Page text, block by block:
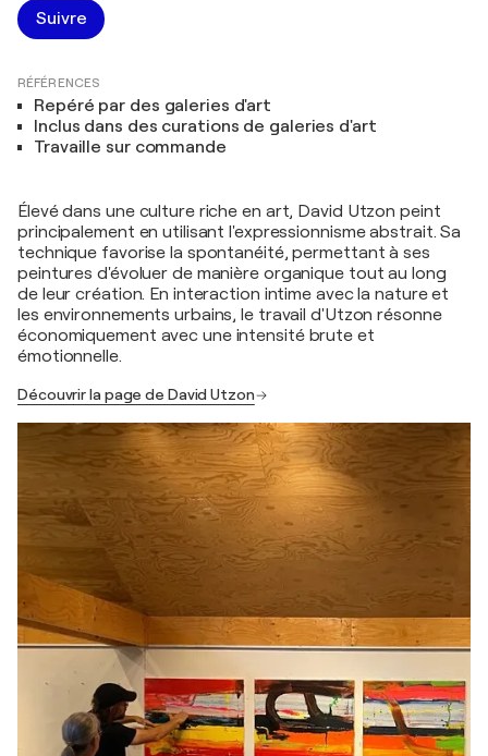
Suivre
RÉFÉRENCES
Repéré par des galeries d'art
Inclus dans des curations de galeries d'art
Travaille sur commande
Élevé dans une culture riche en art, David Utzon peint
principalement en utilisant l'expressionnisme abstrait. Sa
technique favorise la spontanéité, permettant à ses
peintures d'évoluer de manière organique tout au long
de leur création. En interaction intime avec la nature et
les environnements urbains, le travail d'Utzon résonne
économiquement avec une intensité brute et
émotionnelle.
Découvrir la page de David Utzon